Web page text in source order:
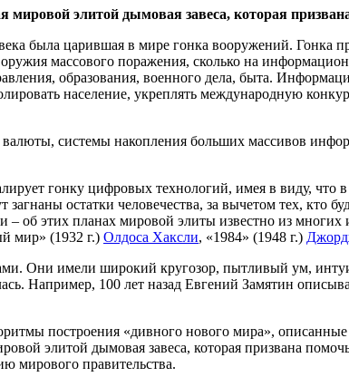
мировой элитой дымовая завеса, которая
была царившая в мире гонка вооружений. Гонка
массового поражения, сколько на
образования, военного дела, быта.
население, укреплять международную
системы накопления больших массивов
гонку цифровых технологий, имея в виду, что
остатки человечества, за вычетом тех, кто
– об этих планах мировой элиты известно из
мир» (1932 г.) Олдоса Хаксли, «1984» (1948 г.)
Они имели широкий кругозор, пытливый ум,
Например, 100 лет назад Евгений Замятин
построения «дивного нового мира»,
элитой дымовая завеса, которая призвана
мирового правительства.